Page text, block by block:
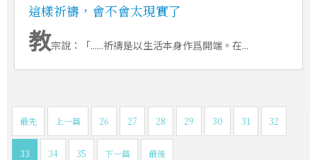
這樣祈禱，會不會太現實了
教宗說：「......祈禱是以生活本身作爲開端。在...
最先 上一篇 26 27 28 29 30 31 32
33 34 35 下一篇 最後